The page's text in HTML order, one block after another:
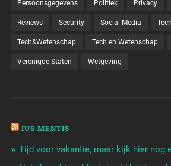
Persoonsgegevens Politiek Privacy
Reviews Security Social Media Tech
Tech&Wetenschap Tech en Wetenschap
Verenigde Staten Wetgeving
IUS MENTIS
Tijd voor vakantie, maar kijk hier nog